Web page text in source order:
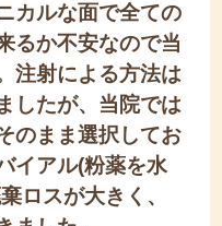
カルな面で全ての
るか不安なので当
注射による方法は
したが、当院では
のまま選択してお
イアル(粉薬を水
ロスが大きく、